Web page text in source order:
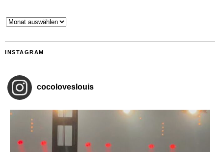
Archiv
INSTAGRAM
cocoloveslouis